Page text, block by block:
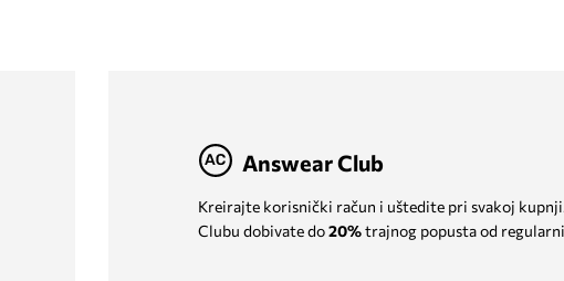
Answear Club
Kreirajte korisnički račun i uštedite pri svakoj
Clubu dobivate do20%trajnog popusta od